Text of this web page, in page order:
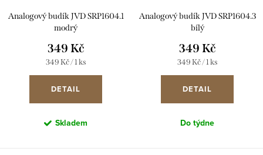
Analogový budík JVD SRP1604.1
modrý
349 Kč
Měrná
349 Kč / 1 ks
DETAIL
Skladem
Analogový budík JVD SRP1604.3
bílý
349 Kč
Měrná
349 Kč / 1 ks
DETAIL
Do týdne